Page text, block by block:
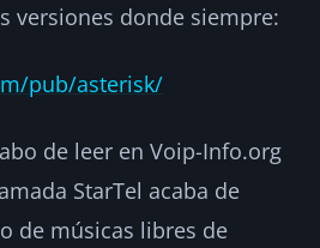
versiones donde siempre:
pub/asterisk/
de leer en Voip-Info.org
StarTel acaba de
de músicas libres de